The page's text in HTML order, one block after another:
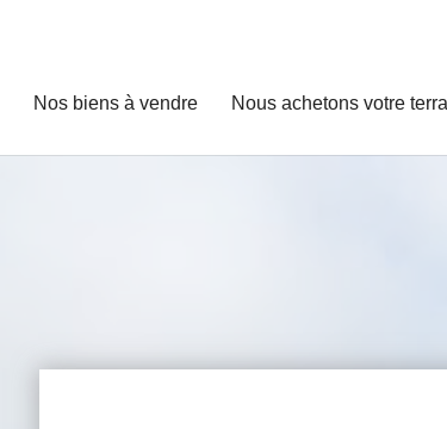
Nos biens à vendre Nous achetons votre